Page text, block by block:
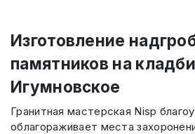
Изготовление
памятников на
Игумновское
Гранитная мастерская Nisp
облагораживает места